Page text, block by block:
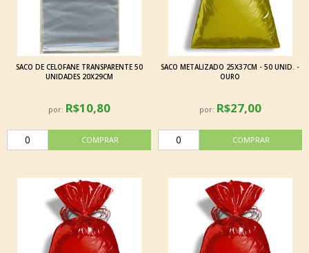
SACO DE CELOFANE TRANSPARENTE 50
UNIDADES 20X29CM
por: R$10,80
SACO METALIZADO 25X37CM - 50 UNID. -
OURO
por: R$27,00